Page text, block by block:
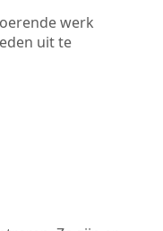
werk
uit te